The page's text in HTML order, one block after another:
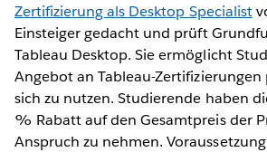
Zertifizierung als Desktop Specialist
Einsteiger gedacht und prüft
Tableau Desktop. Sie ermöglicht
Angebot an Tableau-
sich zu nutzen. Studierende haben
% Rabatt auf den Gesamtpreis der
Anspruch zu nehmen.